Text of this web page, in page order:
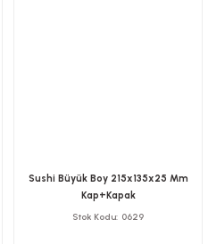
Sushi Büyük Boy 215x135x25 Mm
Kap+Kapak
Stok Kodu 0629